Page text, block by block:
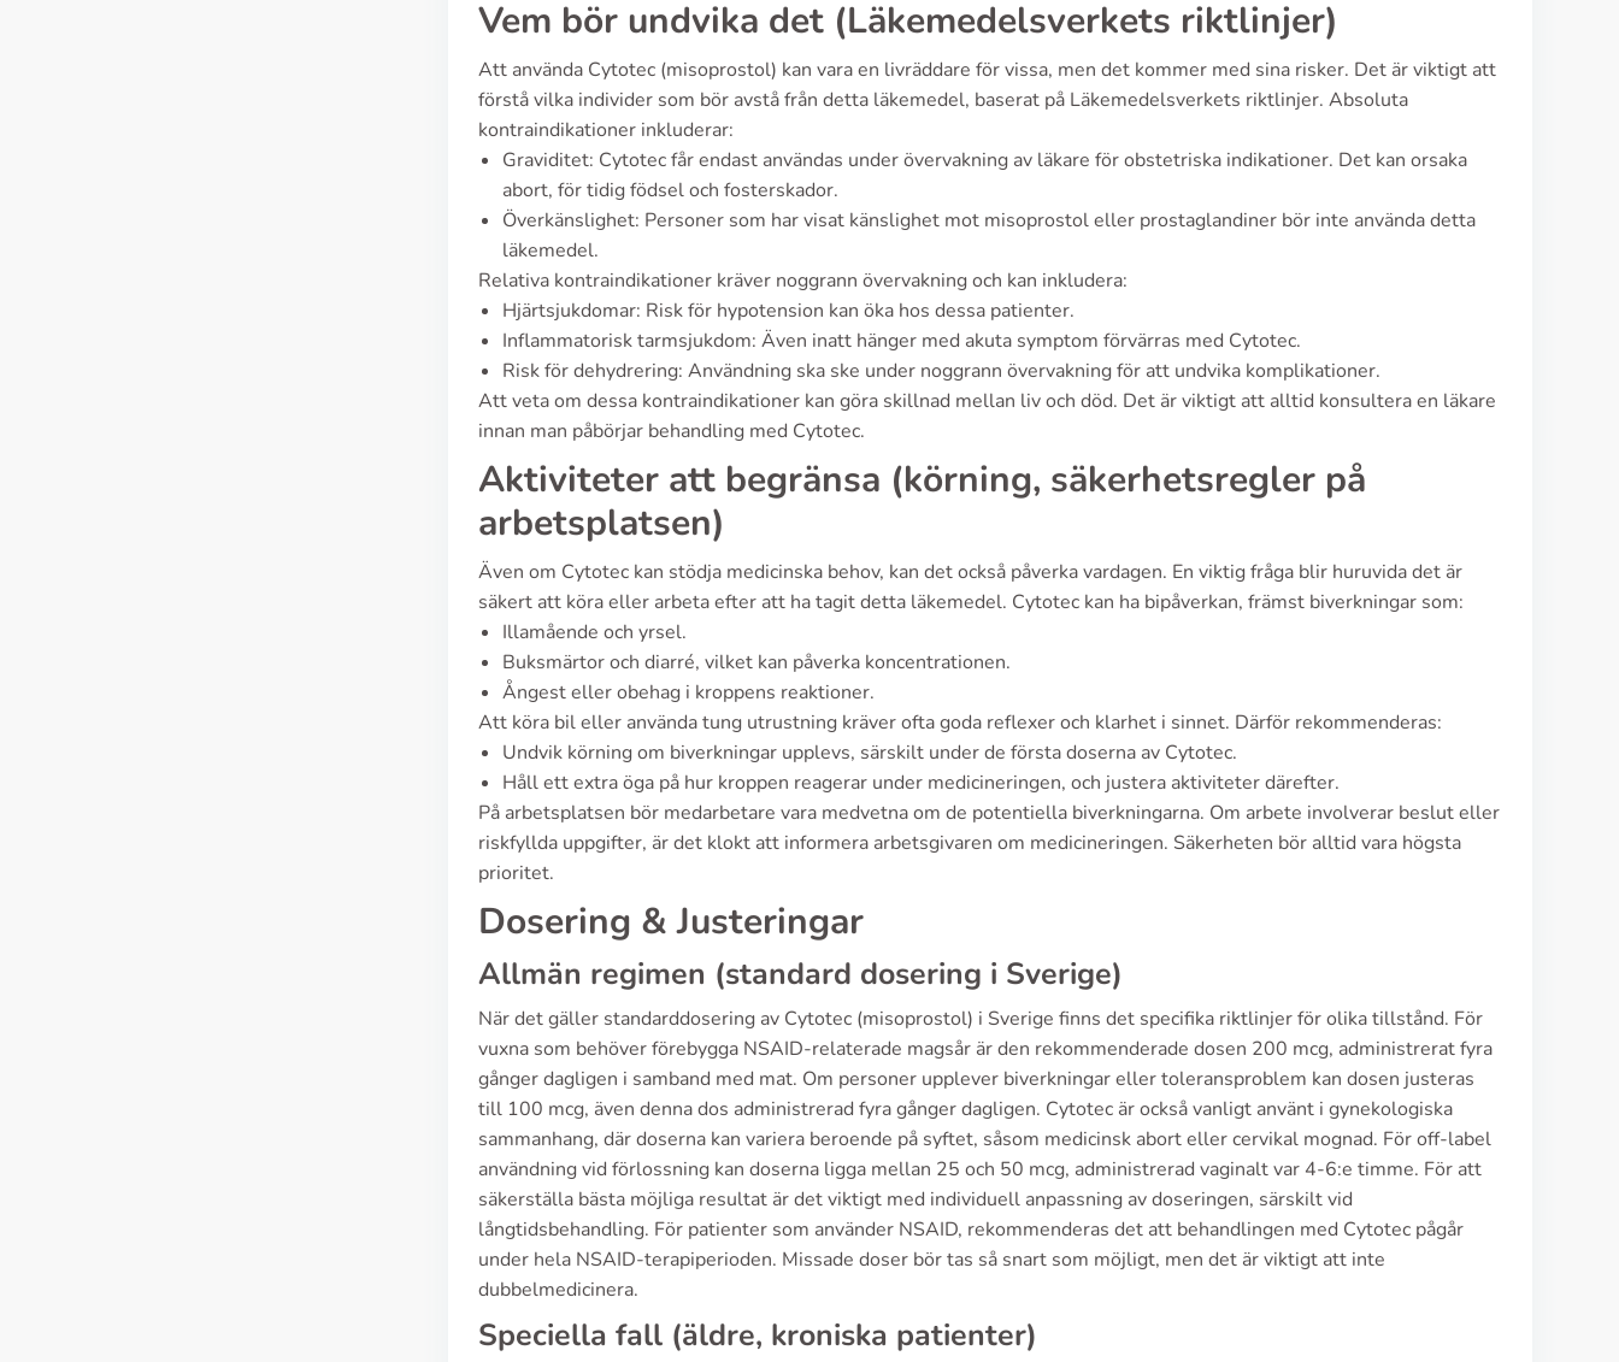
Vem bör undvika det (Läkemedelsverkets riktlinjer)
Att använda Cytotec (misoprostol) kan vara en livräddare för vissa, men det kommer med sina risker. Det är viktigt att
förstå vilka individer som bör avstå från detta läkemedel, baserat på Läkemedelsverkets riktlinjer. Absoluta
kontraindikationer inkluderar:
Graviditet: Cytotec får endast användas under övervakning av läkare för obstetriska indikationer. Det kan orsaka
abort, för tidig födsel och fosterskador.
Överkänslighet: Personer som har visat känslighet mot misoprostol eller prostaglandiner bör inte använda detta
läkemedel.
Relativa kontraindikationer kräver noggrann övervakning och kan inkludera:
Hjärtsjukdomar: Risk för hypotension kan öka hos dessa patienter.
Inflammatorisk tarmsjukdom: Även inatt hänger med akuta symptom förvärras med Cytotec.
Risk för dehydrering: Användning ska ske under noggrann övervakning för att undvika komplikationer.
Att veta om dessa kontraindikationer kan göra skillnad mellan liv och död. Det är viktigt att alltid konsultera en läkare
innan man påbörjar behandling med Cytotec.
Aktiviteter att begränsa (körning, säkerhetsregler på
arbetsplatsen)
Även om Cytotec kan stödja medicinska behov, kan det också påverka vardagen. En viktig fråga blir huruvida det är
säkert att köra eller arbeta efter att ha tagit detta läkemedel. Cytotec kan ha bipåverkan, främst biverkningar som:
Illamående och yrsel.
Buksmärtor och diarré, vilket kan påverka koncentrationen.
Ångest eller obehag i kroppens reaktioner.
Att köra bil eller använda tung utrustning kräver ofta goda reflexer och klarhet i sinnet. Därför rekommenderas:
Undvik körning om biverkningar upplevs, särskilt under de första doserna av Cytotec.
Håll ett extra öga på hur kroppen reagerar under medicineringen, och justera aktiviteter därefter.
På arbetsplatsen bör medarbetare vara medvetna om de potentiella biverkningarna. Om arbete involverar beslut eller
riskfyllda uppgifter, är det klokt att informera arbetsgivaren om medicineringen. Säkerheten bör alltid vara högsta
prioritet.
Dosering & Justeringar
Allmän regimen (standard dosering i Sverige)
När det gäller standarddosering av Cytotec (misoprostol) i Sverige finns det specifika riktlinjer för olika tillstånd. För
vuxna som behöver förebygga NSAID-relaterade magsår är den rekommenderade dosen 200 mcg, administrerat fyra
gånger dagligen i samband med mat. Om personer upplever biverkningar eller toleransproblem kan dosen justeras
till 100 mcg, även denna dos administrerad fyra gånger dagligen. Cytotec är också vanligt använt i gynekologiska
sammanhang, där doserna kan variera beroende på syftet, såsom medicinsk abort eller cervikal mognad. För off-label
användning vid förlossning kan doserna ligga mellan 25 och 50 mcg, administrerad vaginalt var 4-6:e timme. För att
säkerställa bästa möjliga resultat är det viktigt med individuell anpassning av doseringen, särskilt vid
långtidsbehandling. För patienter som använder NSAID, rekommenderas det att behandlingen med Cytotec pågår
under hela NSAID-terapiperioden. Missade doser bör tas så snart som möjligt, men det är viktigt att inte
dubbelmedicinera.
Speciella fall (äldre, kroniska patienter)